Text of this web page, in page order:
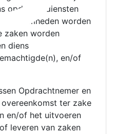
opdracht diensten
worden
zaken worden
diens
en/of
Opdrachtnemer en
ter zake
en/of het uitvoeren
leveren van zaken